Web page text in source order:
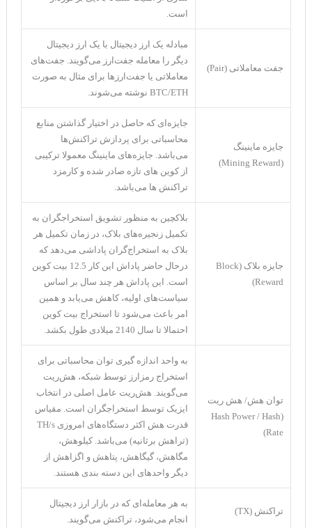
است.
جفت معاملاتی (Pair)
مبادله یک ارز دیجیتال با یک ارز دیجیتال
دیگر را معامله جفت‌ارز می‌گویند. جفت‌های
معاملاتی یا جفت‌ارزها برای مثال به صورت
BTC/ETH نوشته می‌شوند.
جایزه ماینینگ
(Mining Reward)
جایزه‌ای که حاصل در اختیار گذاشتن منابع
محاسباتی برای پردازش تراکنش‌ها
می‌باشد. جایزه‌های ماینینگ معمولا ترکیبی
از کوین های تازه صادر شده و کارمزد
تراکنش ها می‌باشد.
جایزه بلاک (Block
Reward)
بلاکچین به منظور تشویق استخراجگران به
تکمیل زنجیره‌های بلاک، در زمان تکمیل هر
بلاک به استخراج‌گران پاداشی می‌دهد که
درحال حاضر پاداش این کار 12.5 بیت کوین
است. این پاداش هر چند سال بر اساس
سیاست‌های اولیه، کاهش می‌یابد و همین
امر باعث می‌شود تا استخراج بیت کوین
احتمالا تا سال 2140 میلادی طول بکشد.
توان هش/ هش ریت
(Hash Power / Hash
Rate)
به واحد اندازه گیری توان محاسباتی برای
استخراج رمزارز توسط شبکه، هش‌ریت
می‌گویند. هش‌ریت عامل اصلی در انتخاب
ایزیک توسط استخراجگران است. مقیاس
قدرت هش اکثر دستگاه‌های امروزی TH/s
(تراهش برثانیه) می‌باشد. کیلوهش،
مگاهش، گیگاهش، پتاهش و اگزا‌هش از
دیگر واحدهای این دسته بندی هستند.
تراکنش (TX)
به هر معامله‌ای که در بازار ارز دیجیتال
انجام می‌شود، تراکنش می‌گویند.